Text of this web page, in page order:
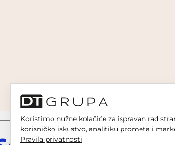
Koristimo nužne kolačiće za ispravan rad
korisničko iskustvo, analitiku prometa i
Pravila privatnosti